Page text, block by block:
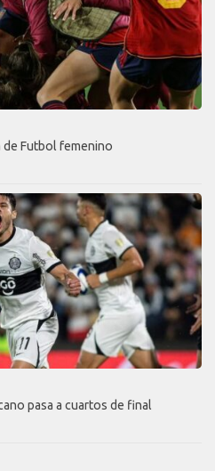
de Futbol femenino
pasa a cuartos de final